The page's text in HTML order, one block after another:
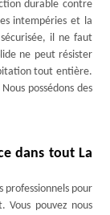
durable contre
intempéries et la
il ne faut
ne peut résister
tout entière.
possédons des
dans tout La
pour
Vous pouvez nous